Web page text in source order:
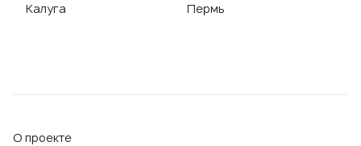
Калуга
Пермь
О проекте